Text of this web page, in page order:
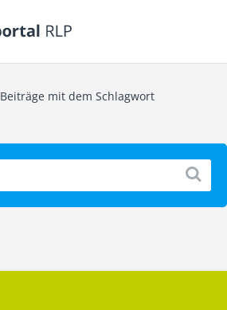
Beiträge mit dem Schlagwort